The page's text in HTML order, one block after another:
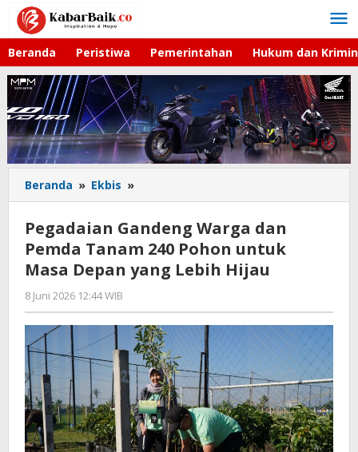
Lewati
konten
Beranda Peristiwa Pemerintahan Hukum dan
Beranda » Ekbis »
Gandeng
Warga
dan
Pemda
Tanam
Masa
Depan
yang
Lebih
Hijau
Pegadaian Gandeng Warga dan
Pemda Tanam 240 Pohon untuk
Masa Depan yang Lebih Hijau
8 Juni 2026 12:44 WIB
Faisal